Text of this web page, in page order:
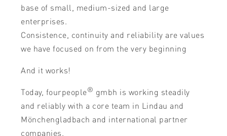
base of small, medium-sized and large
enterprises.
Consistence, continuity and reliability are values
we have focused on from the very beginning
And it works!
Today, fourpeople® gmbh is working steadily
and reliably with a core team in Lindau and
Mönchengladbach and international partner
companies.